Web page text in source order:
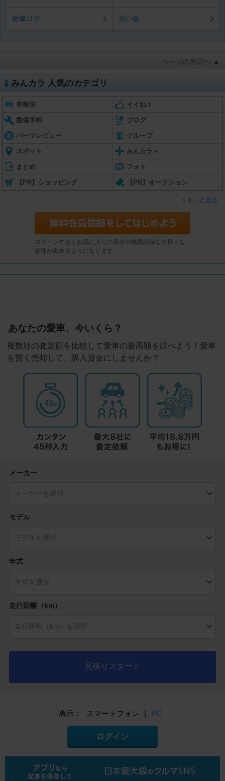
愛車ログ 買い物
ページの先頭へ ▲
みんカラ 人気のカテゴリ
車種別 イイね！
整備手帳 ブログ
パーツレビュー グループ
スポット みんカラ＋
まとめ フォト
【PR】ショッピング 【PR】オークション
もっと見る
ログインするとお気に入りの保存や燃費記録など様々な
管理が出来るようになります
あなたの愛車、今いくら？
複数社の査定額を比較して愛車の最高額を調べよう！愛車
を賢く売却して、購入資金にしませんか？
メーカー
モデル
年式
走行距離（km）
見積りスタート
表示： スマートフォン | PC
ログイン